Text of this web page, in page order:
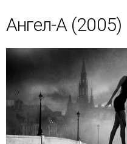
Ангел-А (2005)